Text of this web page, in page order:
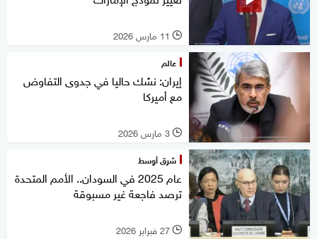
l 11 مارس 2026
عالم
إيران: نشك حاليا في جدوى التفاوض
مع أميركا
l 3 مارس 2026
شرق أوسط
عام 2025 في السودان.. الأمم المتحدة
ترصد فاجعة غير مسبوقة
l 27 فبراير 2026